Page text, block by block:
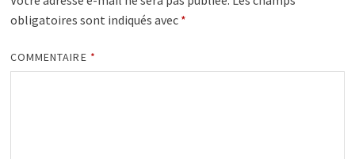
obligatoires sont indiqués avec *
COMMENTAIRE *